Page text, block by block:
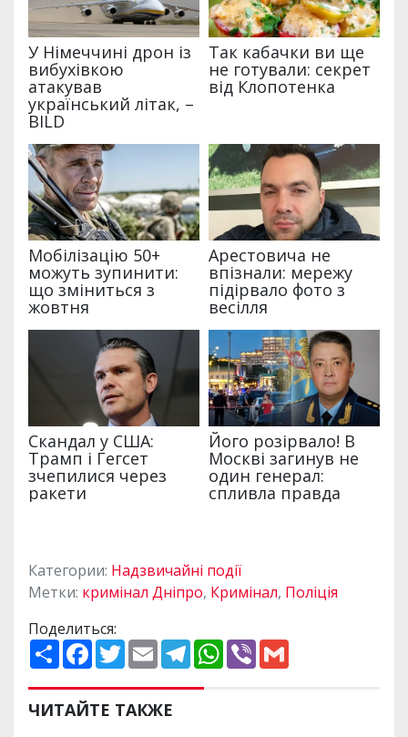
Категории: Надзвичайні події
Метки: кримінал Дніпро, Кримінал, Поліція
Поделиться:
П
о
ш
и
р
и
F
a
c
e
b
o
T
w
t
t
e
E
m
a
i
l
T
e
e
W
h
a
V
b
ЧИТАЙТЕ ТАКЖЕ